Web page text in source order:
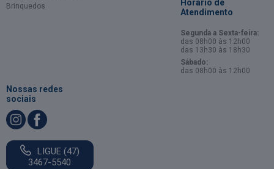
Brinquedos
Horário de
Atendimento
Segunda a Sexta-feira:
das 08h00 às 12h00
das 13h30 às 18h30
Sábado:
das 08h00 às 12h00
Nossas redes
sociais
LIGUE (47)
3467-5540